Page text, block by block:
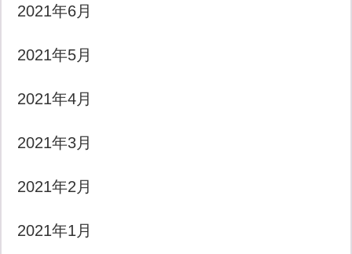
2021年6月
2021年5月
2021年4月
2021年3月
2021年2月
2021年1月